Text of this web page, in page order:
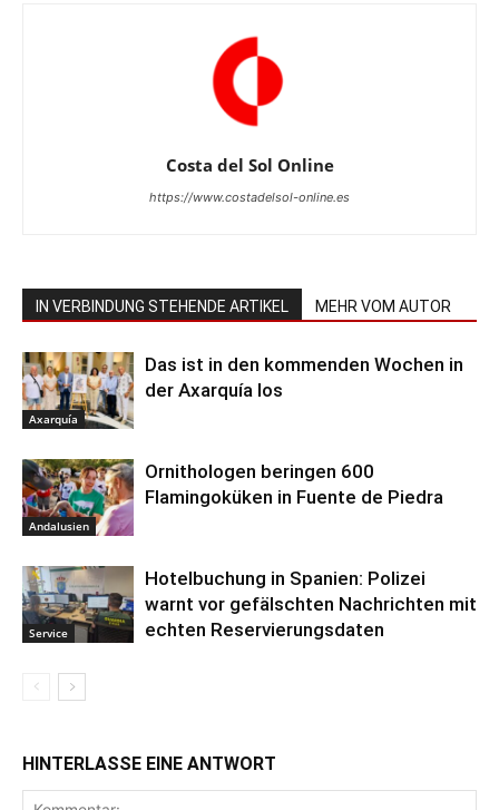
Costa del Sol Online
https://www.costadelsol-online.es
IN VERBINDUNG STEHENDE ARTIKEL MEHR VOM AUTOR
Axarquía
Das ist in den kommenden Wochen in
der Axarquía los
Andalusien
Ornithologen beringen 600
Flamingoküken in Fuente de Piedra
Service
Hotelbuchung in Spanien: Polizei
warnt vor gefälschten Nachrichten mit
echten Reservierungsdaten
HINTERLASSE EINE ANTWORT